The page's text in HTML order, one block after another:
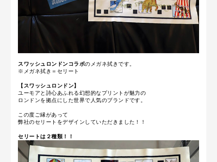
スワッシュロンドンコラボのメガネ拭きです。
※メガネ拭き＝セリート
【スワッシュロンドン】
ユーモアと詩心あふれる幻想的なプリントが魅力の
ロンドンを拠点にした世界で人気のブランドです。
この度ご縁があって
弊社のセリートをデザインしていただきました！！
セリートは２種類！！